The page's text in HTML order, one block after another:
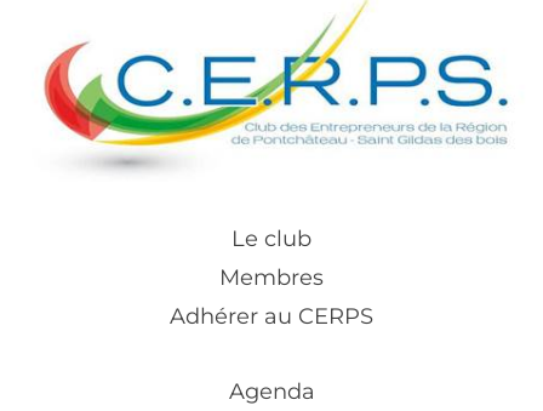
Le club
Membres
Adhérer au CERPS
Agenda